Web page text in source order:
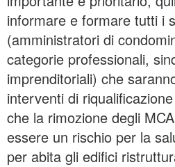
informare e formare tutti i
(amministratori di
categorie professionali,
imprenditoriali) che
interventi di riqualificazione
che la rimozione degli
essere un rischio per la
per abita gli edifici